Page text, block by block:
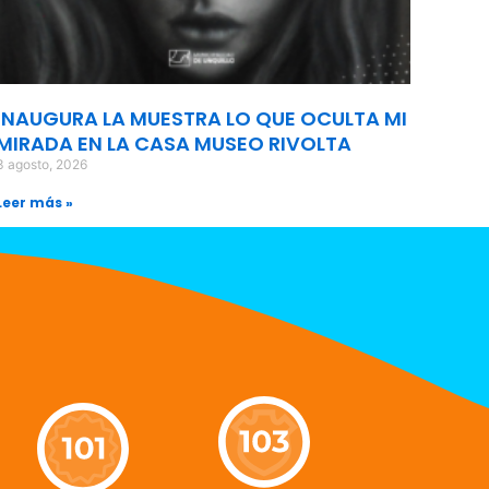
LA MUESTRA LO QUE OCULTA MI
EN LA CASA MUSEO RIVOLTA
agosto, 2026
más »